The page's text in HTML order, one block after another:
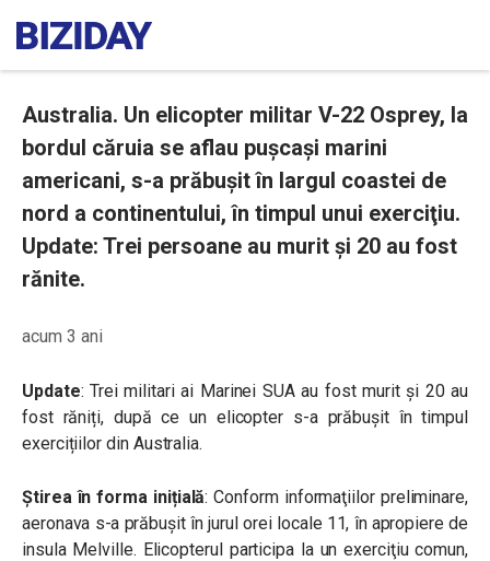
Australia. Un elicopter militar V-22 Osprey, la
bordul căruia se aflau puşcaşi marini
americani, s-a prăbuşit în largul coastei de
nord a continentului, în timpul unui exerciţiu.
Update: Trei persoane au murit și 20 au fost
rănite.
acum 3 ani
Update:Trei militari ai Marinei SUA au fost murit și 20 au
fost răniți, după ce un elicopter s-a prăbușit în timpul
exercițiilor din Australia.
Știrea în forma inițială:Conform informaţiilor preliminare,
aeronava s-a prăbuşit în jurul orei locale 11, în apropiere de
insula Melville. Elicopterul participa la un exerciţiu comun,